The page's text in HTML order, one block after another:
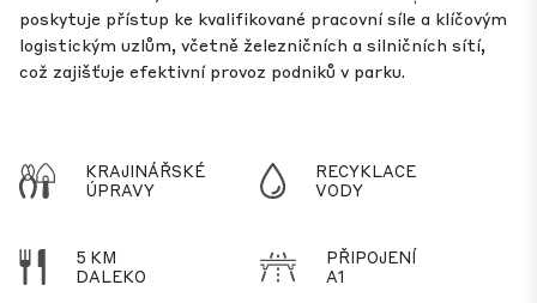
poskytuje přístup ke kvalifikované pracovní síle a klíčovým
logistickým uzlům, včetně železničních a silničních sítí,
což zajišťuje efektivní provoz podniků v parku.
KRAJINÁŘSKÉ
ÚPRAVY
RECYKLACE
VODY
5 KM
DALEKO
PŘIPOJENÍ
A1